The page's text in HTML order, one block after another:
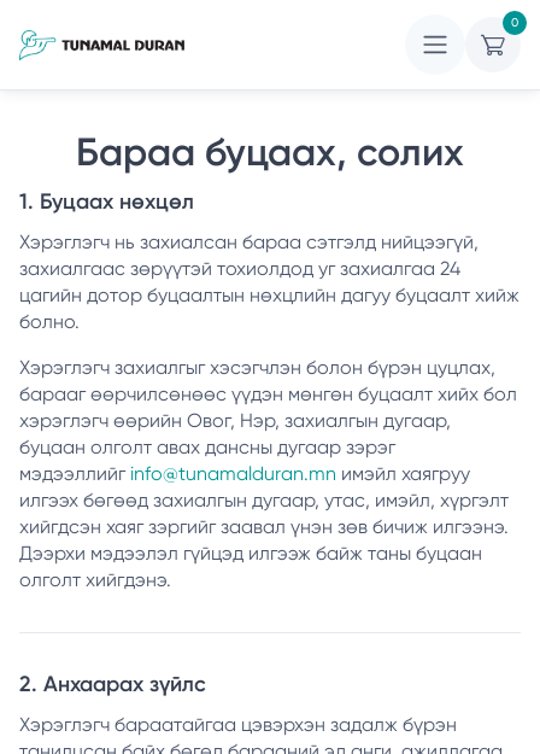
0
Бараа буцаах, солих
1. Буцаах нөхцөл
Хэрэглэгч нь захиалсан бараа сэтгэлд нийцээгүй,
захиалгаас зөрүүтэй тохиолдод уг захиалгаа 24
цагийн дотор буцаалтын нөхцлийн дагуу буцаалт хийж
болно.
Хэрэглэгч захиалгыг хэсэгчлэн болон бүрэн цуцлах,
барааг өөрчилсөнөөс үүдэн мөнгөн буцаалт хийх бол
хэрэглэгч өөрийн Овог, Нэр, захиалгын дугаар,
буцаан олголт авах дансны дугаар зэрэг
мэдээллийг info@tunamalduran.mn имэйл хаягруу
илгээх бөгөөд захиалгын дугаар, утас, имэйл, хүргэлт
хийгдсэн хаяг зэргийг заавал үнэн зөв бичиж илгээнэ.
Дээрхи мэдээлэл гүйцэд илгээж байж таны буцаан
олголт хийгдэнэ.
2. Анхаарах зүйлс
Хэрэглэгч бараатайгаа цэвэрхэн задалж бүрэн